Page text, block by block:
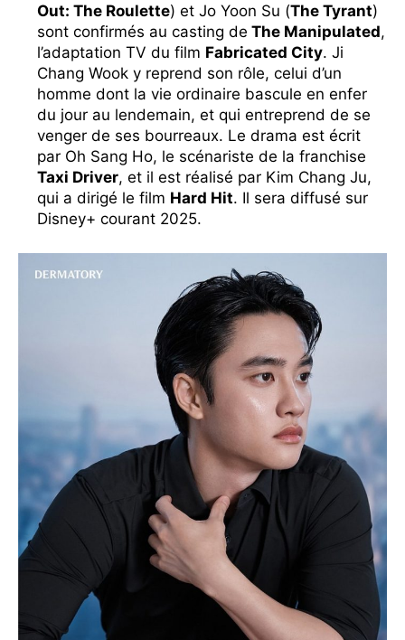
Out: The Roulette) et Jo Yoon Su (The Tyrant)
sont confirmés au casting de The Manipulated,
l’adaptation TV du film Fabricated City. Ji
Chang Wook y reprend son rôle, celui d’un
homme dont la vie ordinaire bascule en enfer
du jour au lendemain, et qui entreprend de se
venger de ses bourreaux. Le drama est écrit
par Oh Sang Ho, le scénariste de la franchise
Taxi Driver, et il est réalisé par Kim Chang Ju,
qui a dirigé le film Hard Hit. Il sera diffusé sur
Disney+ courant 2025.